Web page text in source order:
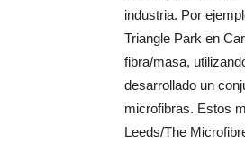
industria. Por
Triangle Park en
fibra/masa,
desarrollado un
microfibras. Estos
Leeds/The